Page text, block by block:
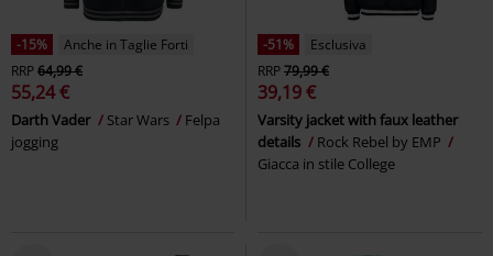
-15%
Anche in Taglie Forti
RRP64,99 €
55,24 €
Darth Vader Star Wars
Felpa
jogging
-51%
Esclusiva
RRP79,99 €
39,19 €
Varsity jacket with faux leather
details
Rock Rebel by EMP
Giacca in stile College